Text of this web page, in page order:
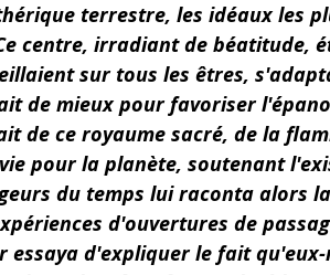
terrestre, les idéaux les
centre, irradiant de béatitude,
sur tous les êtres,
de mieux pour favoriser
de ce royaume sacré, de la
pour la planète, soutenant
du temps lui raconta alors
d'ouvertures de
essaya d'expliquer le fait qu'eux-